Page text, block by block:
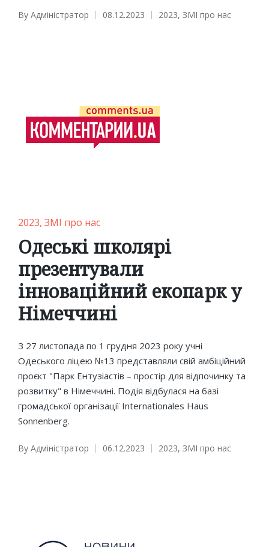
Posted
By Адміністратор 08.12.2023
Posted
2023, ЗМІ про нас
Posted
in
2023 ЗМІ про нас
Одеські школярі
презентували
інноваційний екопарк у
Німеччині
З 27 листопада по 1 грудня 2023 року учні
Одеського ліцею №13 представляли свій амбіційний
проєкт "Парк Ентузіастів – простір для відпочинку та
розвитку" в Німеччині. Подія відбулася на базі
громадської організації Internationales Haus
Sonnenberg.
Posted
By Адміністратор 06.12.2023
Posted
2023, ЗМІ про нас